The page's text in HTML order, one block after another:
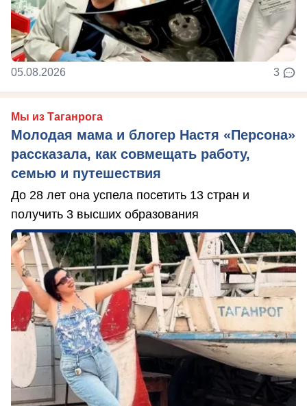
05.08.2026 3
Мы из Таганрога
Молодая мама и блогер Настя «Персона»
рассказала, как совмещать работу,
семью и путешествия
До 28 лет она успела посетить 13 стран и
получить 3 высших образования